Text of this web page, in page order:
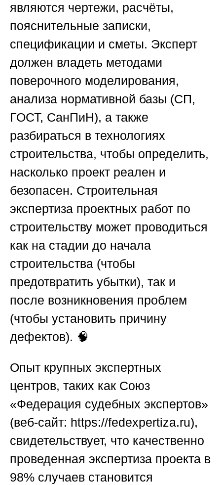
являются чертежи, расчёты,
пояснительные записки,
спецификации и сметы. Эксперт
должен владеть методами
поверочного моделирования,
анализа нормативной базы (СП,
ГОСТ, СанПиН), а также
разбираться в технологиях
строительства, чтобы определить,
насколько проект реален и
безопасен. Строительная
экспертиза проектных работ по
строительству может проводиться
как на стадии до начала
строительства (чтобы
предотвратить убытки), так и
после возникновения проблем
(чтобы установить причину
дефектов). 🧠
Опыт крупных экспертных
центров, таких как Союз
«Федерация судебных экспертов»
(веб-сайт: https://fedexpertiza.ru),
свидетельствует, что качественно
проведенная экспертиза проекта в
98% случаев становится